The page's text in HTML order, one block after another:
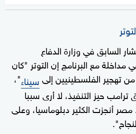
السابق في وزارة الدفاع
مداخلة مع البرنامج إن التوتر "كان
تهجير الفلسطينيين إلىسيناء"،
حيز التنفيذ، لا أرى سببا
أنجزت الكثير دبلوماسيا، وعلى